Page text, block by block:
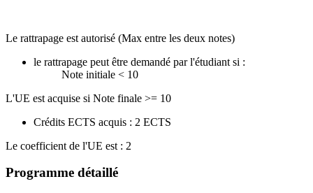
Le rattrapage est autorisé (Max entre les deux notes)
le rattrapage peut être demandé par l'étudiant si :
Note initiale < 10
L'UE est acquise si Note finale >= 10
Crédits ECTS acquis : 2 ECTS
Le coefficient de l'UE est : 2
Programme détaillé